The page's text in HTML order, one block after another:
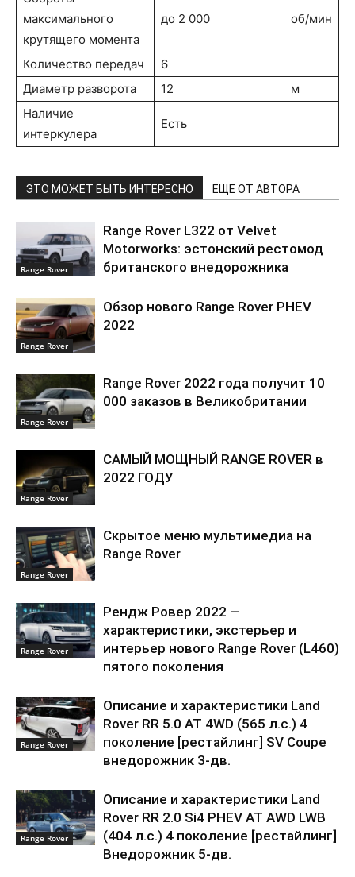
максимального
крутящего момента
до 2 000 об/мин
Количество передач
6
Диаметр разворота
12
м
Наличие
интеркулера
Есть
ЭТО МОЖЕТ БЫТЬ ИНТЕРЕСНО ЕЩЕ ОТ АВТОРА
Range Rover
Range Rover L322 от Velvet
Motorworks: эстонский рестомод
британского внедорожника
Range Rover
Обзор нового Range Rover PHEV
2022
Range Rover
Range Rover 2022 года получит 10
000 заказов в Великобритании
Range Rover
САМЫЙ МОЩНЫЙ RANGE ROVER в
2022 ГОДУ
Range Rover
Скрытое меню мультимедиа на
Range Rover
Range Rover
Рендж Ровер 2022 —
характеристики, экстерьер и
интерьер нового Range Rover (L460)
пятого поколения
Range Rover
Описание и характеристики Land
Rover RR 5.0 AT 4WD (565 л.с.) 4
поколение [рестайлинг] SV Coupe
внедорожник 3-дв.
Range Rover
Описание и характеристики Land
Rover RR 2.0 Si4 PHEV AT AWD LWB
(404 л.с.) 4 поколение [рестайлинг]
Внедорожник 5-дв.